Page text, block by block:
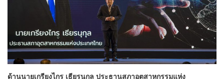
ด้านนายเกรียงไกร เธียรนุกุล ประธานสภาอุตสาหกรรมแห่ง